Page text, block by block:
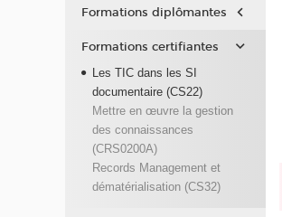
Formations diplômantes
Formations certifiantes
Les TIC dans les SI
documentaire (CS22)
Mettre en œuvre la gestion
des connaissances
(CRS0200A)
Records Management et
dématérialisation (CS32)